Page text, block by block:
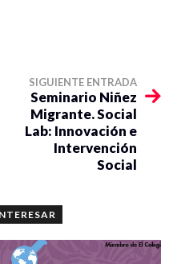
SIGUIENTE ENTRADA
Seminario Niñez
Migrante. Social
Lab: Innovación e
Intervención
Social